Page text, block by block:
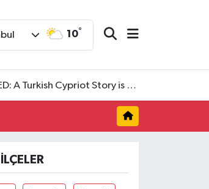
10°
Cypriot Story is now available to watch